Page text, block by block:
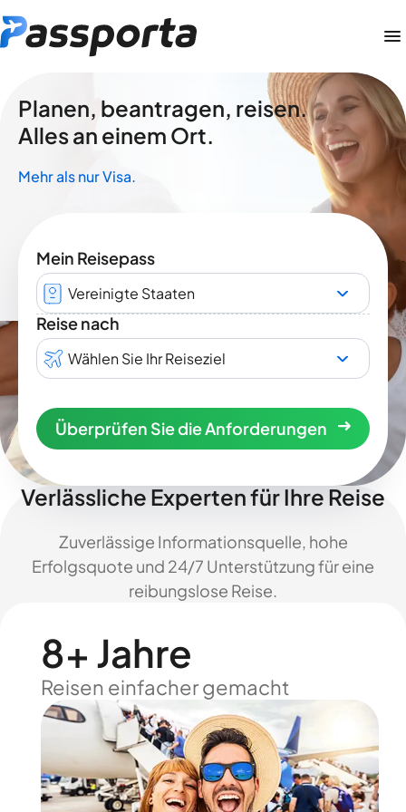
Planen, beantragen, reisen.
Alles an einem Ort.
Mehr als nur Visa.
Mein Reisepass
Vereinigte Staaten
Reise nach
Wählen Sie Ihr Reiseziel
Überprüfen Sie die Anforderungen
Verlässliche Experten für Ihre Reise
Zuverlässige Informationsquelle, hohe
Erfolgsquote und 24/7 Unterstützung für eine
reibungslose Reise.
8+ Jahre
Reisen einfacher gemacht